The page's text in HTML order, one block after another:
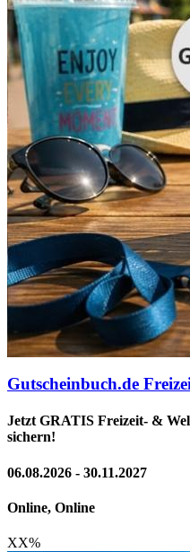
Gutscheinbuch.de
Jetzt GRATIS Freizeit- &
sichern!
06.08.2026 - 30.11.2027
Online, Online
XX%